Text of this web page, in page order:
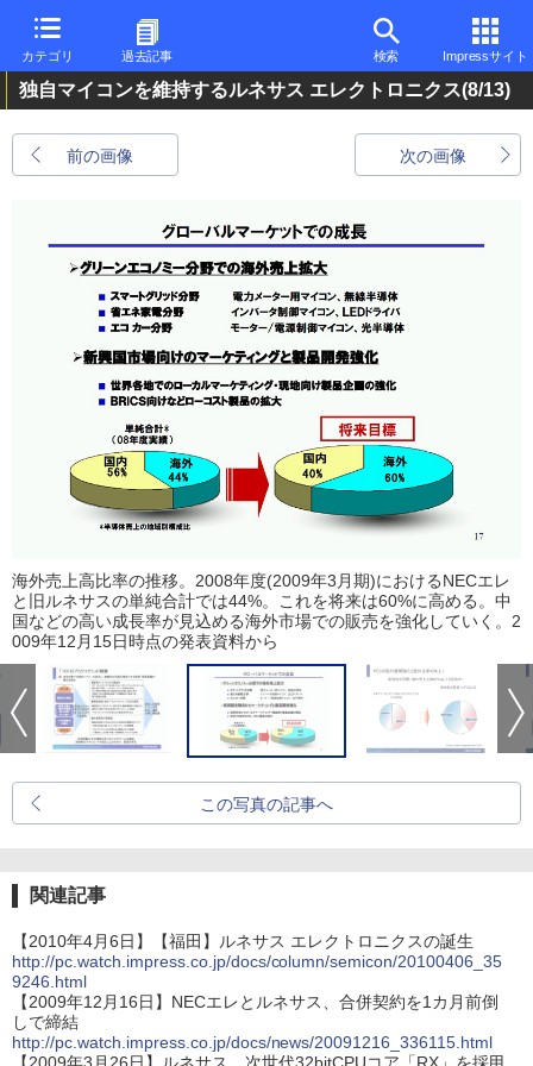
カテゴリ 過去記事 検索 Impressサイト
独自マイコンを維持するルネサス エレクトロニクス(8/13)
前の画像 次の画像
海外売上高比率の推移。2008年度(2009年3月期)におけるNECエレ
と旧ルネサスの単純合計では44%。これを将来は60%に高める。中
国などの高い成長率が見込める海外市場での販売を強化していく。2
009年12月15日時点の発表資料から
この写真の記事へ
関連記事
【2010年4月6日】【福田】ルネサス エレクトロニクスの誕生
http://pc.watch.impress.co.jp/docs/column/semicon/20100406_35
9246.html
【2009年12月16日】NECエレとルネサス、合併契約を1カ月前倒
しで締結
http://pc.watch.impress.co.jp/docs/news/20091216_336115.html